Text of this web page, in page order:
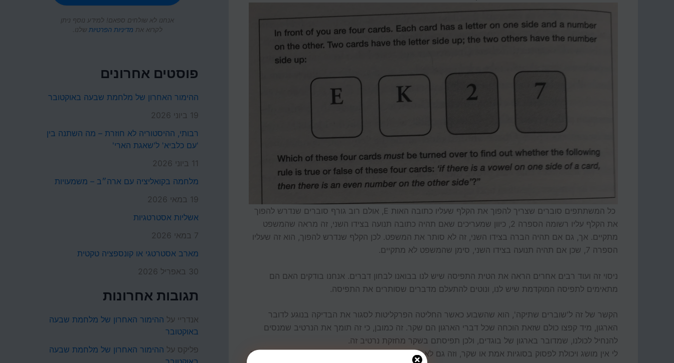
כל המשתתפים סוברים שצריך להפוך את הקלף שעליו כתובה האות E, אולם רוב גורף סוברים שנדרש להפוך
את הקלף עליו רשומה הספרה 2, כיוון שמעריכים שאם תהיה כתובה תנועה בצידו השני, זה מראה שהמשפט
מתקיים. אך, גם אם תהיה הברה בצידו השני, זה לא סותר את המשפט. לכן הקלף שנדרש להפוך, הוא זה שעליו
הספרה 7, שכן אם תהיה תנועה בצידו השני, סימן שהמשפט לא מתקיים.
ניסוי זה ועוד רבים אחרים הראה את הטית התפיסה שיש לנו בבואנו לבחון דברים. אנחנו בודקים האם הם
מתאימים לתפיסה המוקדמת שיש לנו, ונוטים להתעלם מדברים שסותרים את התפיסה.
הקשר של זה ל'שוברים שתיקה', הוא שהשבוע כאשר החליטה הפרקליטות לסגור את הבדיקה בנוגע לדובר
הארגון, מיד קפצו כולם שזאת הוכחה שכל דברי הארגון הם שקר. זה כמובן, כי זה תומך את הנרטיב שמנסים
להנחיל לכולנו, שמדובר בארגון של בוגדים, ולכן תפיסתם בשקר מחזקת נרטיב זה.
לי אין מושג ויכולת לפסוק בסוגיות אמת או שקר, וזה גם לא תפקידה של הפרקליטות (אלא לקבוע האם יש ראיות
אנחנו לא שולחים ספאם! למידע נוסף ניתן
לקרוא את מדיניות הפרטיותשלנו.
פוסטים אחרונים
ההימור האחרון של מלחמת שבעה באוקטובר
19 ביוני 2026
רבותי, ההיסטוריה לא חוזרת – מה השתנה בין
'עם כלביא' ל'שאגת הארי'
11 ביוני 2026
מלחמה בקואליציה עם ארה״ב – משמעויות
19 במאי 2026
אשליות אסטרטגיות
7 במאי 2026
מארב אסטרטגי או קונספציה טקטית
30 באפריל 2026
תגובות אחרונות
אנדריי על ההימור האחרון של מלחמת שבעה
באוקטובר
פליקס על ההימור האחרון של מלחמת שבעה